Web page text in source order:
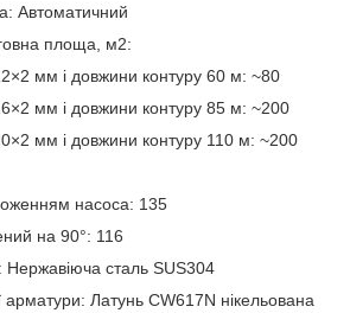
Автоматичний
площа, м2:
мм і довжини контуру 60 м: ~80
мм і довжини контуру 85 м: ~200
мм і довжини контуру 110 м: ~200
насоса: 135
на 90°: 116
Нержавіюча сталь SUS304
арматури: Латунь CW617N нікельована